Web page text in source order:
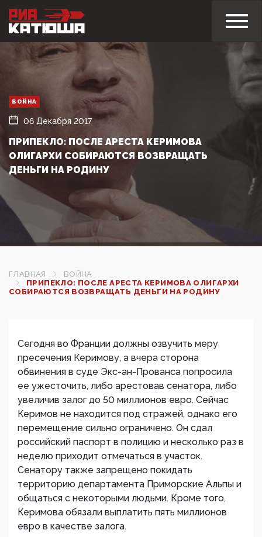
ВОЙНА
06 Декабря 2017
ПРИПЕКЛО: ПОСЛЕ АРЕСТА КЕРИМОВА
ОЛИГАРХИ СОБИРАЮТСЯ ВОЗВРАЩАТЬ
ДЕНЬГИ НА РОДИНУ
ГЛАВНАЯ
ВОЙНА
ПРИПЕКЛО: ПОСЛЕ АРЕСТА КЕРИМОВА ОЛИГАРХИ
СОБИРАЮТСЯ ВОЗВРАЩАТЬ ДЕНЬГИ НА РОДИНУ
Сегодня во Франции должны озвучить меру
пресечения Керимову, а вчера сторона
обвинения в суде Экс-ан-Прованса попросила
ее ужесточить, либо арестовав сенатора, либо
увеличив залог до 50 миллионов евро. Сейчас
Керимов не находится под стражей, однако его
перемещение сильно ограничено. Он сдал
российский паспорт в полицию и несколько раз в
неделю приходит отмечаться в участок.
Сенатору также запрещено покидать
территорию департамента Приморские Альпы и
общаться с некоторыми людьми. Кроме того,
Керимова обязали выплатить пять миллионов
евро в качестве залога.